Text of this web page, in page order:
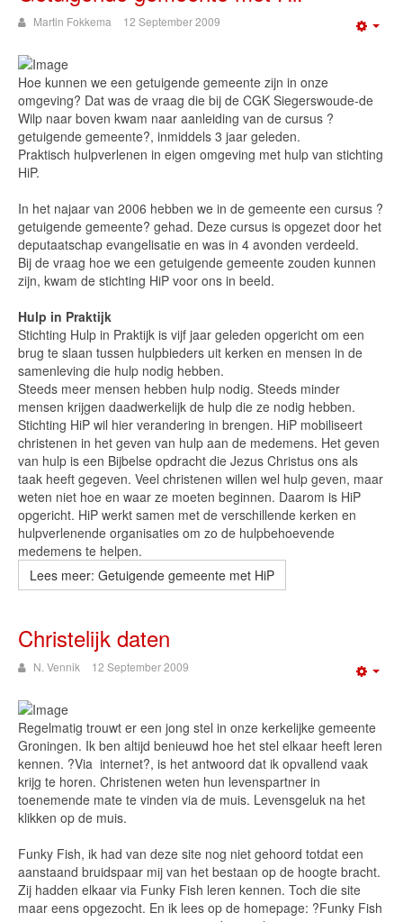
Martin Fokkema 12 September 2009
Hoe kunnen we een getuigende gemeente zijn in onze
omgeving? Dat was de vraag die bij de CGK Siegerswoude-de
Wilp naar boven kwam naar aanleiding van de cursus ?
getuigende gemeente?, inmiddels 3 jaar geleden.
Praktisch hulpverlenen in eigen omgeving met hulp van stichting
HiP.
In het najaar van 2006 hebben we in de gemeente een cursus ?
getuigende gemeente? gehad. Deze cursus is opgezet door het
deputaatschap evangelisatie en was in 4 avonden verdeeld.
Bij de vraag hoe we een getuigende gemeente zouden kunnen
zijn, kwam de stichting HiP voor ons in beeld.
Hulp in Praktijk
Stichting Hulp in Praktijk is vijf jaar geleden opgericht om een
brug te slaan tussen hulpbieders uit kerken en mensen in de
samenleving die hulp nodig hebben.
Steeds meer mensen hebben hulp nodig. Steeds minder
mensen krijgen daadwerkelijk de hulp die ze nodig hebben.
Stichting HiP wil hier verandering in brengen. HiP mobiliseert
christenen in het geven van hulp aan de medemens. Het geven
van hulp is een Bijbelse opdracht die Jezus Christus ons als
taak heeft gegeven. Veel christenen willen wel hulp geven, maar
weten niet hoe en waar ze moeten beginnen. Daarom is HiP
opgericht. HiP werkt samen met de verschillende kerken en
hulpverlenende organisaties om zo de hulpbehoevende
medemens te helpen.
Lees meer: Getuigende gemeente met HiP
Christelijk daten
N. Vennik 12 September 2009
Regelmatig trouwt er een jong stel in onze kerkelijke gemeente
Groningen. Ik ben altijd benieuwd hoe het stel elkaar heeft leren
kennen. ?Via internet?, is het antwoord dat ik opvallend vaak
krijg te horen. Christenen weten hun levenspartner in
toenemende mate te vinden via de muis. Levensgeluk na het
klikken op de muis.
Funky Fish, ik had van deze site nog niet gehoord totdat een
aanstaand bruidspaar mij van het bestaan op de hoogte bracht.
Zij hadden elkaar via Funky Fish leren kennen. Toch die site
maar eens opgezocht. En ik lees op de homepage: ?Funky Fish